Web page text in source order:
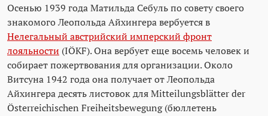
Осенью 1939 года Матильда Себуль по совету своего
знакомого Леопольда Айхингера вербуется в
Нелегальный австрийский имперский фронт
лояльности (IÖKF). Она вербует еще восемь человек и
собирает пожертвования для организации. Около
Витсуна 1942 года она получает от Леопольда
Айхингера десять листовок для Mitteilungsblätter der
Österreichischen Freiheitsbewegung (бюллетень